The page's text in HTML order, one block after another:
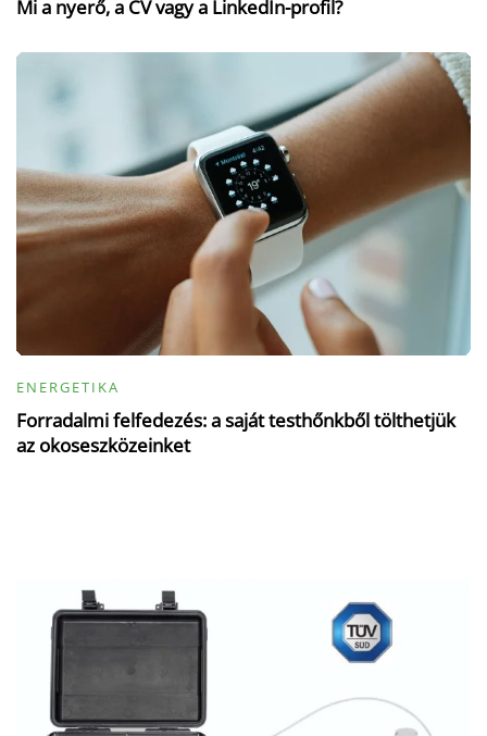
Mi a nyerő, a CV vagy a LinkedIn-profil?
ENERGETIKA
Forradalmi felfedezés: a saját testhőnkből tölthetjük
az okoseszközeinket